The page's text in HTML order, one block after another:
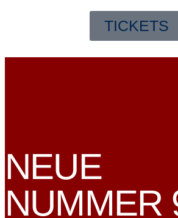
TICKETS
NEUE
NUMMER